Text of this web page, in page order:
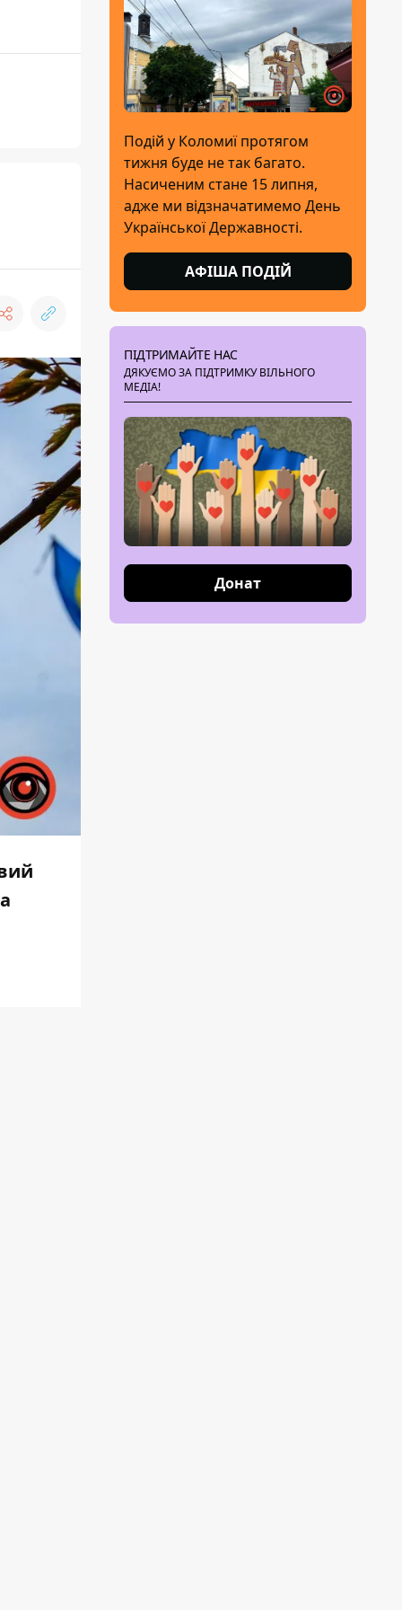
Подій у Коломиї протягом
тижня буде не так багато.
Насиченим стане 15 липня,
адже ми відзначатимемо День
Української Державності.
АФІША ПОДІЙ
ПІДТРИМАЙТЕ НАС
ДЯКУЄМО ЗА ПІДТРИМКУ ВІЛЬНОГО
МЕДІА!
Донат